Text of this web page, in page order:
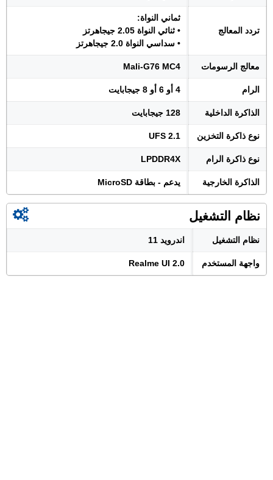
تردد المعالج
ثماني النواة:
• ثنائي النواة 2.05 جيجاهرتز
• سداسي النواة 2.0 جيجاهرتز
معالج الرسومات Mali-G76 MC4
الرام 4 أو 6 أو 8 جيجابايت
الذاكرة الداخلية 128 جيجابايت
نوع ذاكرة التخزين UFS 2.1
نوع ذاكرة الرام LPDDR4X
الذاكرة الخارجية يدعم - بطاقة MicroSD
نظام التشغيل
نظام التشغيل اندرويد 11
واجهة المستخدم Realme UI 2.0